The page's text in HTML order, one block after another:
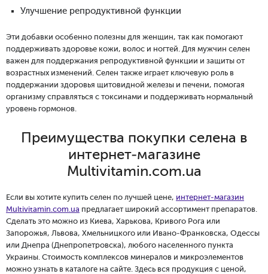
Улучшение репродуктивной функции
Эти добавки особенно полезны для женщин, так как помогают
поддерживать здоровье кожи, волос и ногтей. Для мужчин селен
важен для поддержания репродуктивной функции и защиты от
возрастных изменений. Селен также играет ключевую роль в
поддержании здоровья щитовидной железы и печени, помогая
организму справляться с токсинами и поддерживать нормальный
уровень гормонов.
Преимущества покупки селена в
интернет-магазине
Multivitamin.com.ua
Если вы хотите купить селен по лучшей цене, интернет-магазин
Multivitamin.com.ua предлагает широкий ассортимент препаратов.
Сделать это можно из Киева, Харькова, Кривого Рога или
Запорожья, Львова, Хмельницкого или Ивано-Франковска, Одессы
или Днепра (Днепропетровска), любого населенного пункта
Украины. Стоимость комплексов минералов и микроэлементов
можно узнать в каталоге на сайте. Здесь вся продукция с ценой,